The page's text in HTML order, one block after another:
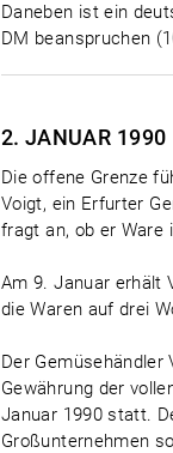
Daneben ist ein
DM beanspruchen
2. JANUAR 1990
Die offene Grenze
Voigt, ein Erfurter
fragt an, ob er Ware
Am 9. Januar erhält
die Waren auf drei
Der
Gewährung der
Januar 1990 statt.
Großunternehmen